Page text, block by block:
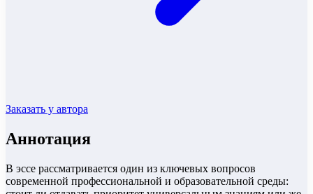
Заказать у автора
Аннотация
В эссе рассматривается один из ключевых вопросов
современной профессиональной и образовательной среды: